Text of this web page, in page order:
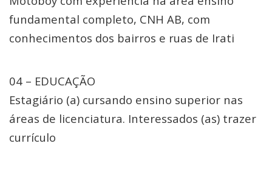
fundamental completo, CNH AB, com
conhecimentos dos bairros e ruas de Irati
04 – EDUCAÇÃO
Estagiário (a) cursando ensino superior nas
áreas de licenciatura. Interessados (as) trazer
currículo